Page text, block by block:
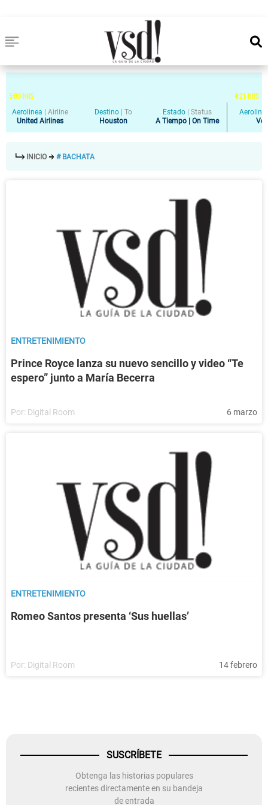
5:00HRS 4:21 HRS
Aerolinea
Airline
United Airlines
Destino
To
Houston
Estado
Status
A Tiempo | On Time
INICIO # BACHATA
ENTRETENIMIENTO
Prince Royce lanza su nuevo sencillo y video “Te
espero” junto a María Becerra
Por: Digital Room 6 marzo
ENTRETENIMIENTO
Romeo Santos presenta ‘Sus huellas’
Por: Digital Room 14 febrero
SUSCRÍBETE
Obtenga las historias populares
recientes directamente en su bandeja
de entrada